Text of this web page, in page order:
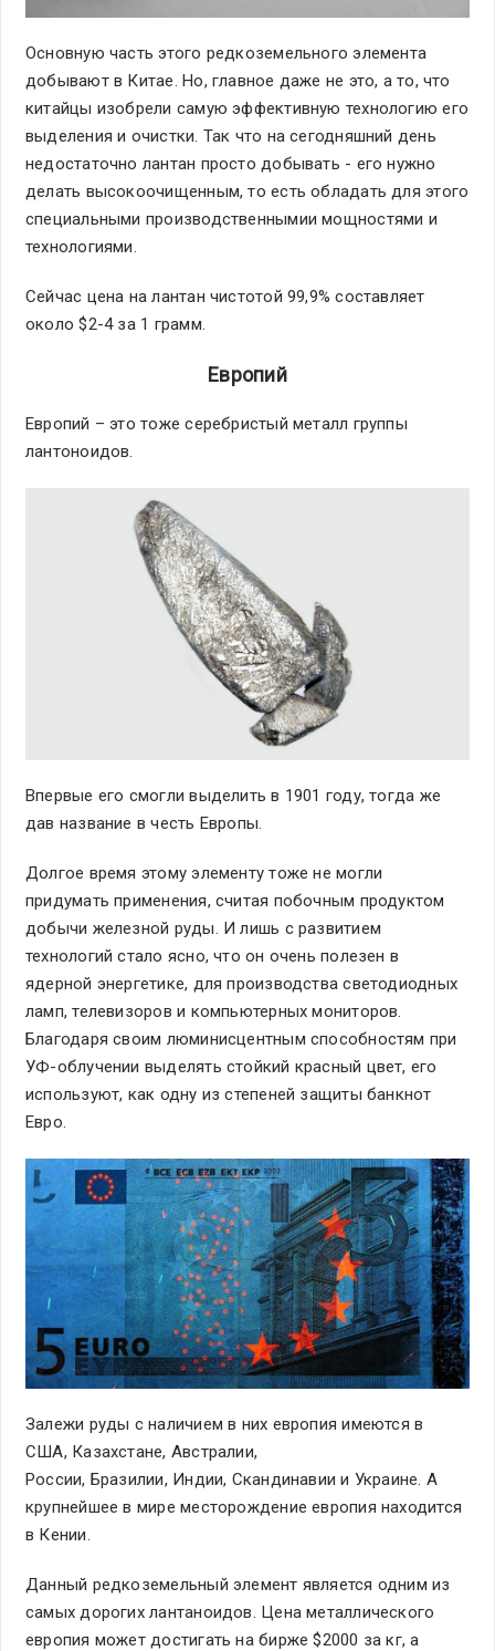
Основную часть этого редкоземельного элемента
добывают в Китае. Но, главное даже не это, а то, что
китайцы изобрели самую эффективную технологию его
выделения и очистки. Так что на сегодняшний день
недостаточно лантан просто добывать - его нужно
делать высокоочищенным, то есть обладать для этого
специальными производственнымии мощностями и
технологиями.
Сейчас цена на лантан чистотой 99,9% составляет
около $2-4 за 1 грамм.
Европий
Европий – это тоже серебристый металл группы
лантоноидов.
Впервые его смогли выделить в 1901 году, тогда же
дав название в честь Европы.
Долгое время этому элементу тоже не могли
придумать применения, считая побочным продуктом
добычи железной руды. И лишь с развитием
технологий стало ясно, что он очень полезен в
ядерной энергетике, для производства светодиодных
ламп, телевизоров и компьютерных мониторов.
Благодаря своим люминисцентным способностям при
УФ-облучении выделять стойкий красный цвет, его
используют, как одну из степеней защиты банкнот
Евро.
Залежи руды с наличием в них европия имеются в
США, Казахстане, Австралии,
России, Бразилии, Индии, Скандинавии и Украине. А
крупнейшее в мире месторождение европия находится
в Кении.
Данный редкоземельный элемент является одним из
самых дорогих лантаноидов. Цена металлического
европия может достигать на бирже $2000 за кг, а